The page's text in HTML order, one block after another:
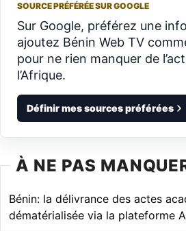
SOURCE PRÉFÉRÉE SUR GOOGLE
Sur Google, préférez une
ajoutez Bénin Web TV
pour ne rien manquer de
l’Afrique.
Définir mes sources préférées
À NE PAS
Bénin: la délivrance des actes
dématérialisée via la plateforme